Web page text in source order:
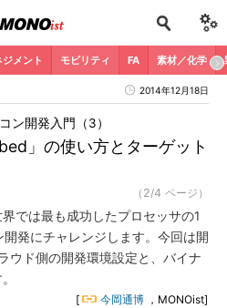
メント モビリティ FA 素材／化学
2014年12月18日
」の使い方とターゲット
ン開発入門（3）
（2/4 ページ）
では最も成功したプロセッサの1
発にチャレンジします。今回は開
ウド側の開発環境設定と、バイナ
[ 今岡通博 ，MONOist]